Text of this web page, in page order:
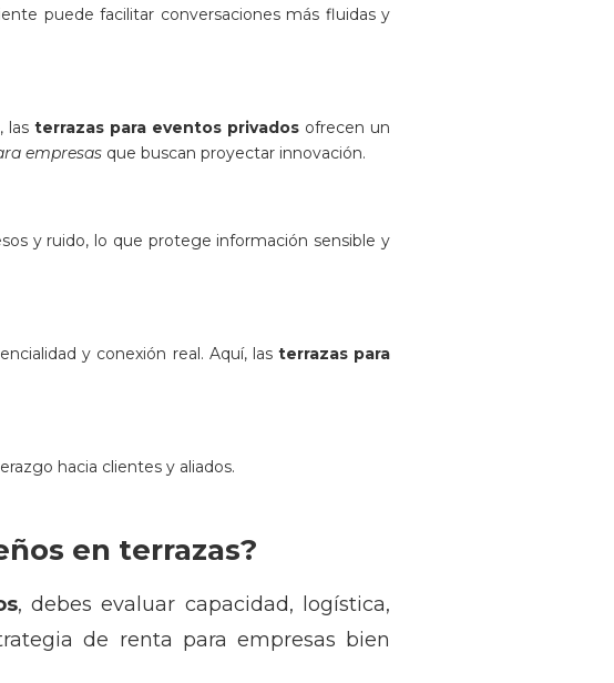
puede facilitar conversaciones más fluidas y
las terrazas para eventos privadosofrecen un
empresas que buscan proyectar innovación.
y ruido, lo que protege información sensible y
y conexión real. Aquí, las terrazas para
hacia clientes y aliados.
en terrazas?
, debes evaluar capacidad, logística,
de renta para empresas bien